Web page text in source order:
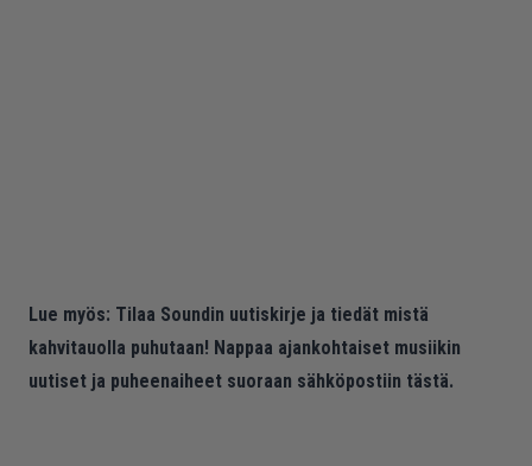
Lue myös: Tilaa Soundin uutiskirje ja tiedät mistä
kahvitauolla puhutaan! Nappaa ajankohtaiset musiikin
uutiset ja puheenaiheet suoraan sähköpostiin tästä.